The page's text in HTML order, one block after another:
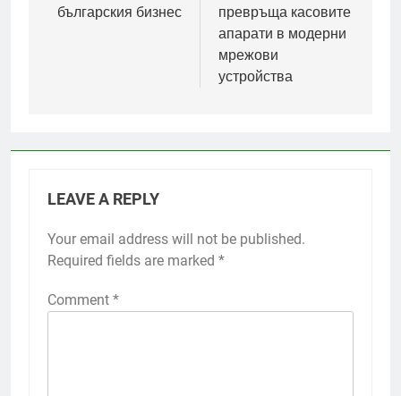
българския бизнес
превръща касовите
апарати в модерни
мрежови
устройства
LEAVE A REPLY
Your email address will not be published.
Required fields are marked *
Comment *